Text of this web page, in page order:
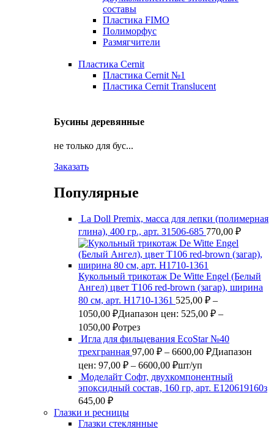
составы
Пластика FIMO
Полиморфус
Размягчители
Пластика Cernit
Пластика Cernit №1
Пластика Cernit Translucent
Бусины деревянные
не только для бус...
Заказать
Популярные
La Doll Premix, масса для лепки (полимерная
глина), 400 гр., арт. З1506-685 770,00 ₽
Кукольный трикотаж De Witte Engel (Белый
Ангел) цвет Т106 red-brown (загар), ширина
80 см, арт. Н1710-1361 525,00 ₽ –
1050,00 ₽Диапазон цен: 525,00 ₽ –
1050,00 ₽отрез
Игла для фильцевания EcoStar №40
трехгранная 97,00 ₽ – 6600,00 ₽Диапазон
цен: 97,00 ₽ – 6600,00 ₽шт/уп
Моделайт Софт, двухкомпонентный
эпоксидный состав, 160 гр, арт. Е120619160з
645,00 ₽
Глазки и ресницы
Глазки стеклянные